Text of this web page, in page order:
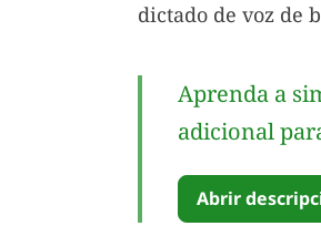
dictado de voz de
Aprenda a
adicional
Abrir